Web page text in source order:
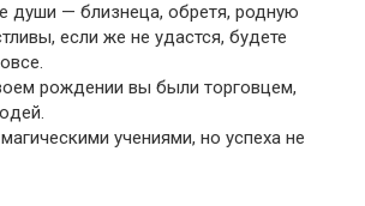
души — близнеца, обретя, родную
если же не удастся, будете
рождении вы были торговцем,
учениями, но успеха не